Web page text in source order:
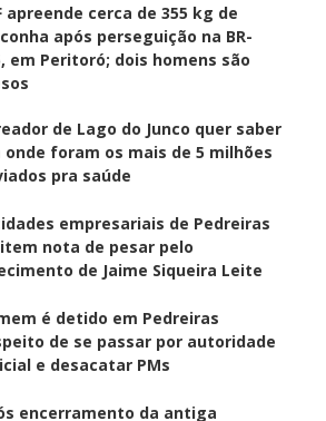
apreende cerca de 355 kg de
após perseguição na BR-
em Peritoró; dois homens são
de Lago do Junco quer saber
onde foram os mais de 5 milhões
pra saúde
empresariais de Pedreiras
nota de pesar pelo
de Jaime Siqueira Leite
é detido em Pedreiras
de se passar por autoridade
e desacatar PMs
encerramento da antiga